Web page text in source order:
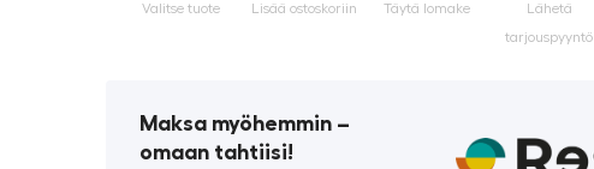
Valitse tuote Lisää ostoskoriin Täytä lomake
Lähetä
tarjouspyyntö
Maksa myöhemmin ­–
omaan tahtiisi!